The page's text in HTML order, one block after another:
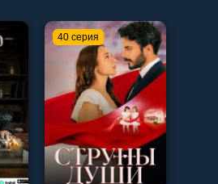
40 серия